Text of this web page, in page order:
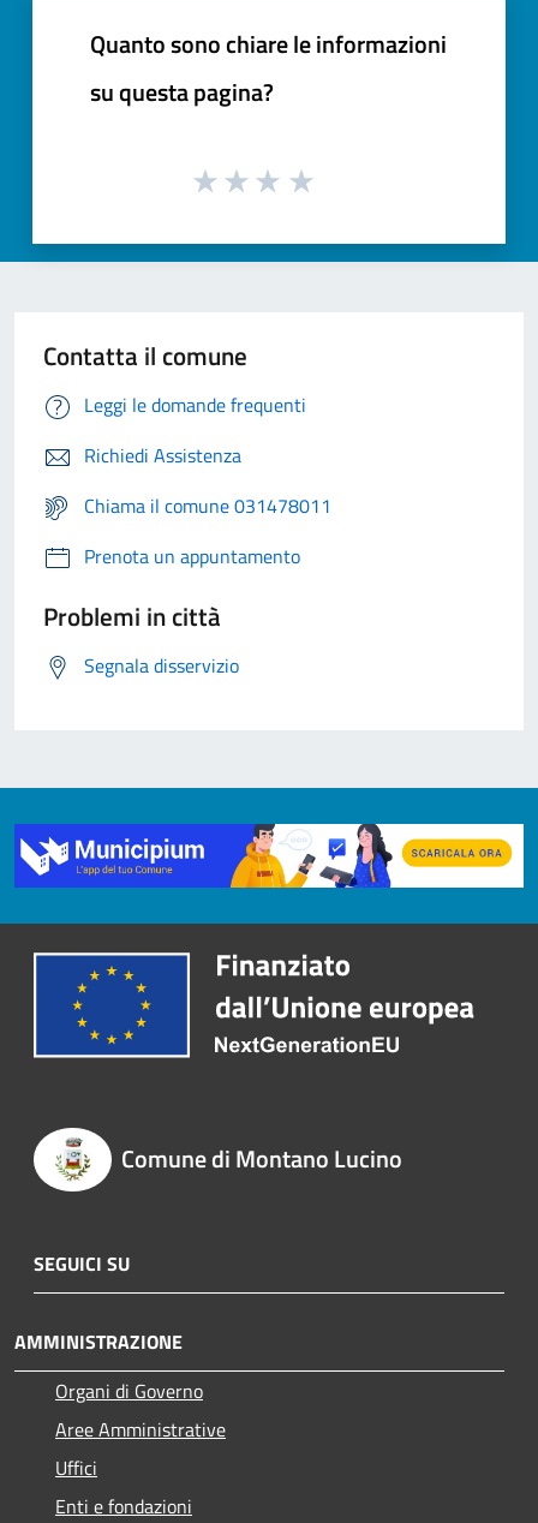
Quanto sono chiare le informazioni
su questa pagina?
Contatta il comune
Leggi le domande frequenti
Richiedi Assistenza
Chiama il comune 031478011
Prenota un appuntamento
Problemi in città
Segnala disservizio
Comune di Montano Lucino
SEGUICI SU
AMMINISTRAZIONE
Organi di Governo
Aree Amministrative
Uffici
Enti e fondazioni